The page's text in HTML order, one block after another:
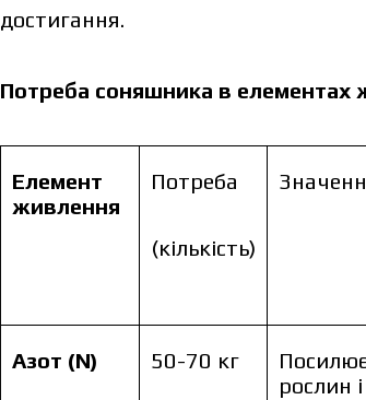
достигання.
Потреба соняшника в елементах
Елемент
живлення
Потреба
(кількість)
Азот (N) 50-70 кг
рослин